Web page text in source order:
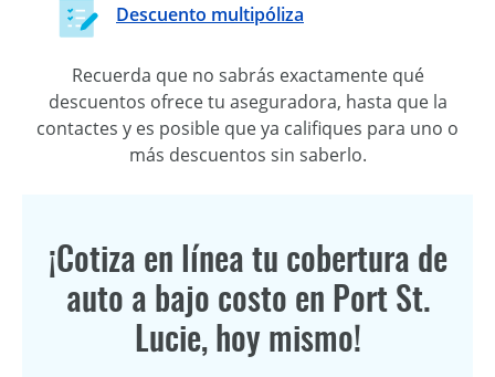
Descuento multipóliza
Recuerda que no sabrás exactamente qué
descuentos ofrece tu aseguradora, hasta que la
contactes y es posible que ya califiques para uno o
más descuentos sin saberlo.
¡Cotiza en línea tu cobertura de
auto a bajo costo en Port St.
Lucie, hoy mismo!